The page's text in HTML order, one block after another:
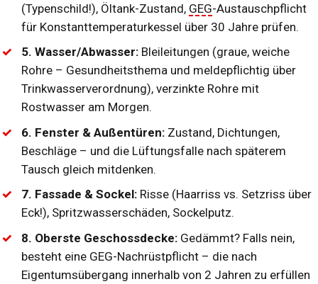
(Typenschild!), Öltank-Zustand, GEG-Austauschpflicht
für Konstanttemperaturkessel über 30 Jahre prüfen.
5. Wasser/Abwasser:Bleileitungen (graue, weiche
Rohre – Gesundheitsthema und meldepflichtig über
Trinkwasserverordnung), verzinkte Rohre mit
Rostwasser am Morgen.
6. Fenster & Außentüren:Zustand, Dichtungen,
Beschläge – und die Lüftungsfalle nach späterem
Tausch gleich mitdenken.
7. Fassade & Sockel:Risse (Haarriss vs. Setzriss über
Eck!), Spritzwasserschäden, Sockelputz.
8. Oberste Geschossdecke:Gedämmt? Falls nein,
besteht eine GEG-Nachrüstpflicht– die nach
Eigentumsübergang innerhalb von 2 Jahren zu erfüllen